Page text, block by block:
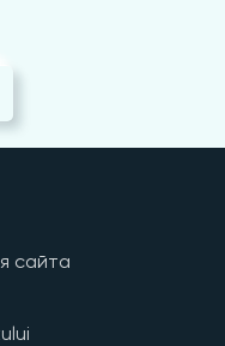
сайта